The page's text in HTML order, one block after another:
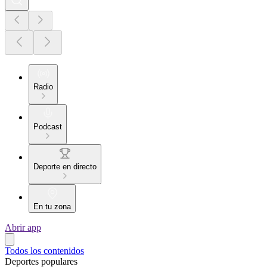
Radio
Podcast
Deporte en directo
En tu zona
Abrir app
Todos los contenidos
Deportes populares